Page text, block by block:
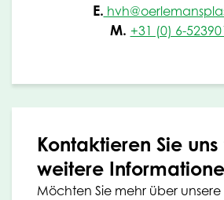
E.
M. +31 (0) 6-
Kontaktieren Sie uns
weitere
Möchten Sie mehr über